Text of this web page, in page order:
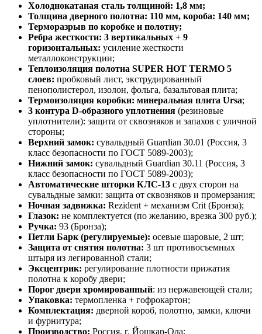
Холоднокатаная сталь толщиной: 1,8 мм;
Толщина дверного полотна: 110 мм, короба: 140 мм;
Терморазрыв по коробке и полотну;
Ребра жесткости: 3 вертикальных + 9
горизонтальных: усиление жесткости
металлоконструкции;
Теплоизоляция полотна SUPER НОТ ТЕRМО 5
слоев: пробковый лист, экструдированный
пенополистерол, изолон, фольга, базальтовая плита;
Термоизоляция коробки: минеральная плита Ursa;
3 контура D-образного уплотнения (резиновые
уплотнители): защита от сквозняков и запахов с уличной
стороны;
Верхний замок: сувальдный Guardian 30.01 (Россия, 3
класс безопасности по ГОСТ 5089-2003);
Нижний замок: сувальдный Guardian 30.11 (Россия, 3
класс безопасности по ГОСТ 5089-2003);
Автоматические шторки КЛС-13 с двух сторон на
сувальдные замки: защита от сквозняков и промерзания;
Ночная задвижка: Rezident + механизм Crit (Бронза);
Глазок: не комплектуется (по желанию, врезка 300 руб.);
Ручка: 93 (Бронза);
Петли Барк (регулируемые): осевые шаровые, 2 шт;
Защита от снятия полотна: 3 шт противосъемных
штыря из легированной стали;
Эксцентрик: регулирование плотности прижатия
полотна к коробу двери;
Порог двери хромированный: из нержавеющей стали;
Упаковка: термопленка + гофрокартон;
Комплектация: дверной короб, полотно, замки, ключи
и фурнитура;
Производство: Россия, г. Йошкар-Ола;